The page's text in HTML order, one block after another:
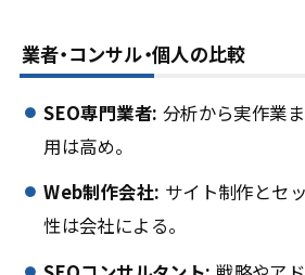
業者・コンサル・個人の比較
SEO専門業者: 分析から実作業
用は高め。
Web制作会社: サイト制作とセ
性は会社による。